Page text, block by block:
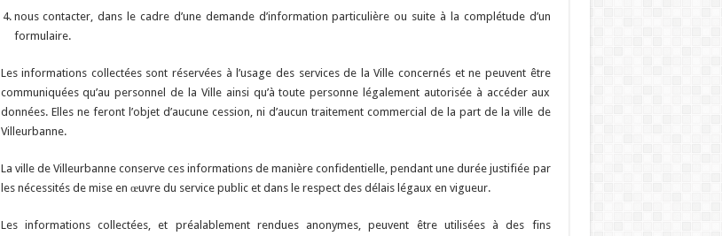
nous contacter, dans le cadre d’une demande d’information particulière ou suite à la complétude d’un
formulaire.
Les informations collectées sont réservées à l’usage des services de la Ville concernés et ne peuvent être
communiquées qu’au personnel de la Ville ainsi qu’à toute personne légalement autorisée à accéder aux
données. Elles ne feront l’objet d’aucune cession, ni d’aucun traitement commercial de la part de la ville de
Villeurbanne.
La ville de Villeurbanne conserve ces informations de manière confidentielle, pendant une durée justifiée par
les nécessités de mise en œuvre du service public et dans le respect des délais légaux en vigueur.
Les informations collectées, et préalablement rendues anonymes, peuvent être utilisées à des fins